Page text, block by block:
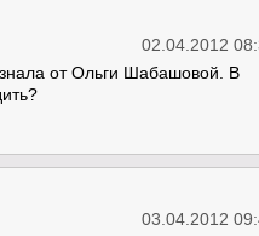
02.04.2012
от Ольги Шабашовой. В
03.04.2012